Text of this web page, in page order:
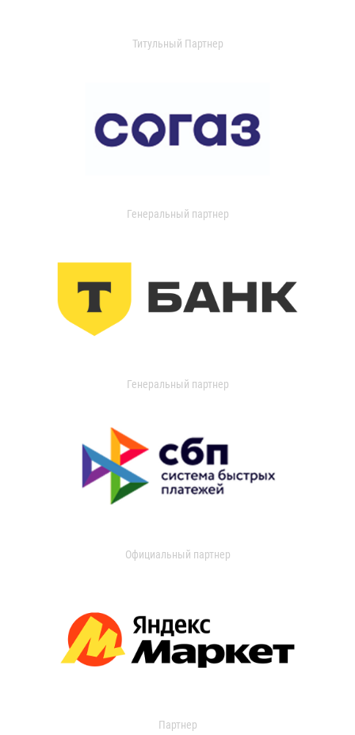
Титульный Партнер
Генеральный партнер
Генеральный партнер
Официальный партнер
Партнер